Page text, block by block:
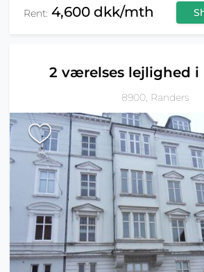
Rent: 4,600 dkk/mth
2 værelses lejlighed i
8900, Randers